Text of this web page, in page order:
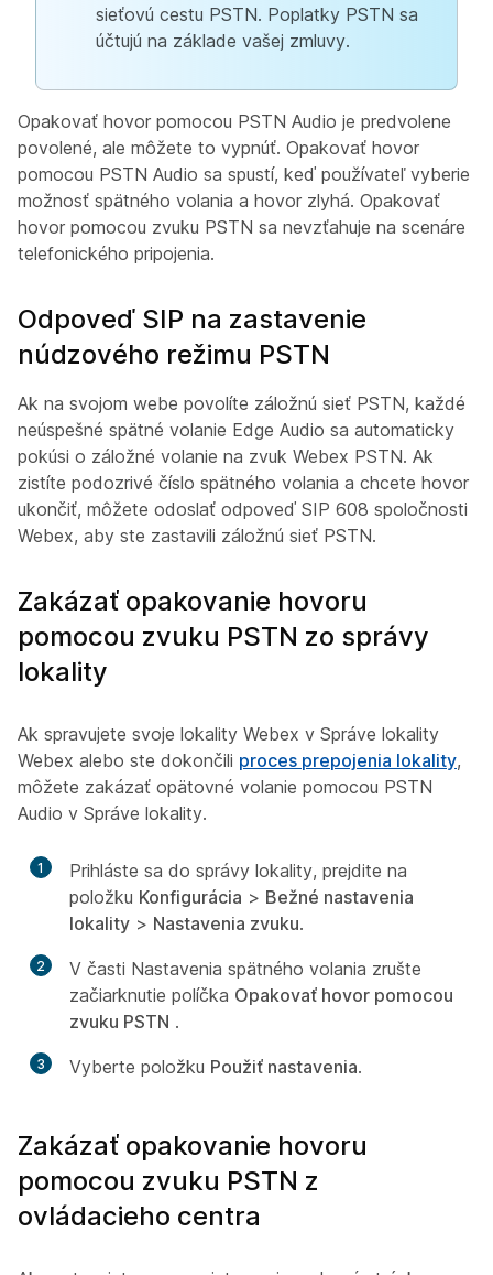
sieťovú cestu PSTN. Poplatky PSTN sa
účtujú na základe vašej zmluvy.
Opakovať hovor pomocou PSTN Audio je predvolene
povolené, ale môžete to vypnúť. Opakovať hovor
pomocou PSTN Audio sa spustí, keď používateľ vyberie
možnosť spätného volania a hovor zlyhá. Opakovať
hovor pomocou zvuku PSTN sa nevzťahuje na scenáre
telefonického pripojenia.
Odpoveď SIP na zastavenie
núdzového režimu PSTN
Ak na svojom webe povolíte záložnú sieť PSTN, každé
neúspešné spätné volanie Edge Audio sa automaticky
pokúsi o záložné volanie na zvuk Webex PSTN. Ak
zistíte podozrivé číslo spätného volania a chcete hovor
ukončiť, môžete odoslať odpoveď SIP 608 spoločnosti
Webex, aby ste zastavili záložnú sieť PSTN.
Zakázať opakovanie hovoru
pomocou zvuku PSTN zo správy
lokality
Ak spravujete svoje lokality Webex v Správe lokality
Webex alebo ste dokončili proces prepojenia lokality,
môžete zakázať opätovné volanie pomocou PSTN
Audio v Správe lokality.
1
Prihláste sa do správy lokality, prejdite na
položku Konfigurácia > Bežné nastavenia
lokality > Nastavenia zvuku.
2
V časti Nastavenia spätného volania zrušte
začiarknutie políčka Opakovať hovor pomocou
zvuku PSTN .
3 Vyberte položku Použiť nastavenia.
Zakázať opakovanie hovoru
pomocou zvuku PSTN z
ovládacieho centra